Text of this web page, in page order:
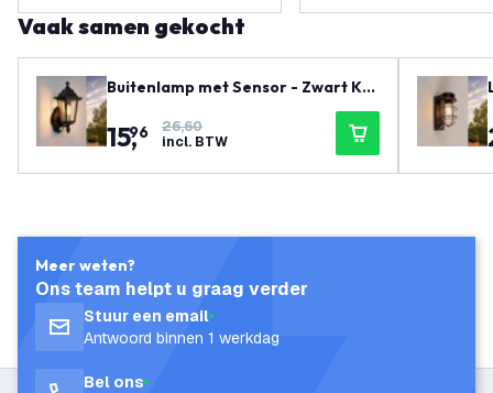
Vaak samen gekocht
Buitenlamp met Sensor - Zwart Kla
15,
96
26,60
incl. BTW
Meer weten?
Ons team helpt u graag verder
Stuur een email
Antwoord binnen 1 werkdag
Bel ons